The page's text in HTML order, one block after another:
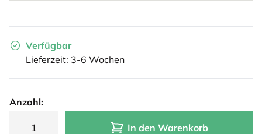
Verfügbar
Lieferzeit: 3-6 Wochen
Anzahl:
In den Warenkorb